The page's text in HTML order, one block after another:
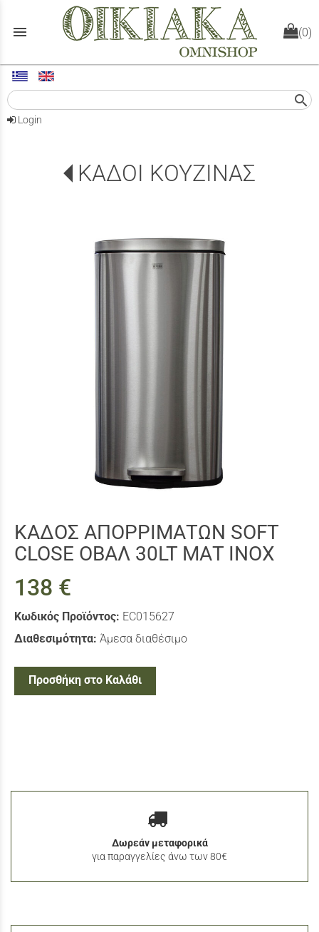
menu (0)
search
Login
ΚΑΔΟΙ ΚΟΥΖΙΝΑΣ
ΚΑΔΟΣ ΑΠΟΡΡΙΜΑΤΩΝ SOFT
CLOSE ΟΒΑΛ 30LT ΜΑΤ ΙΝΟΧ
138 €
Κωδικός Προϊόντος: EC015627
Διαθεσιμότητα: Άμεσα διαθέσιμο
Προσθήκη στο Καλάθι
Δωρεάν μεταφορικά
για παραγγελίες άνω των 80€